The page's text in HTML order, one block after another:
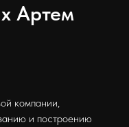
Артем
компании,
и построению